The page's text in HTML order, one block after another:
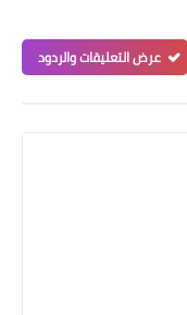
عرض التعليقات والردود